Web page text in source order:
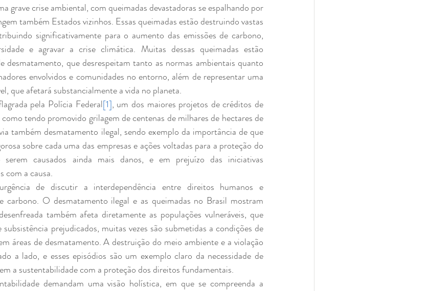
grave crise ambiental, com queimadas devastadoras se espalhando por
também Estados vizinhos. Essas queimadas estão destruindo vastas
significativamente para o aumento das emissões de carbono,
e agravar a crise climática. Muitas dessas queimadas estão
desmatamento, que desrespeitam tanto as normas ambientais quanto
envolvidos e comunidades no entorno, além de representar uma
que afetará substancialmente a vida no planeta.
pela Polícia Federal[1], um dos maiores projetos de créditos de
tendo promovido grilagem de centenas de milhares de hectares de
também desmatamento ilegal, sendo exemplo da importância de que
sobre cada uma das empresas e ações voltadas para a proteção do
causados ainda mais danos, e em prejuízo das iniciativas
com a causa.
de discutir a interdependência entre direitos humanos e
carbono. O desmatamento ilegal e as queimadas no Brasil mostram
também afeta diretamente as populações vulneráveis, que
prejudicados, muitas vezes são submetidas a condições de
áreas de desmatamento. A destruição do meio ambiente e a violação
a lado, e esses episódios são um exemplo claro da necessidade de
a sustentabilidade com a proteção dos direitos fundamentais.
demandam uma visão holística, em que se compreenda a